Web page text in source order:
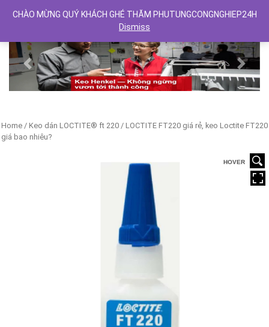
Previous Next
Home / Keo dán LOCTITE® ft 220 / LOCTITE FT220 giá rẻ, keo Loctite FT220
giá bao nhiêu?
HOVER
CHÀO MỪNG QUÝ KHÁCH GHÉ THĂM PHUTUNGCONGNGHIEP24H
Dismiss